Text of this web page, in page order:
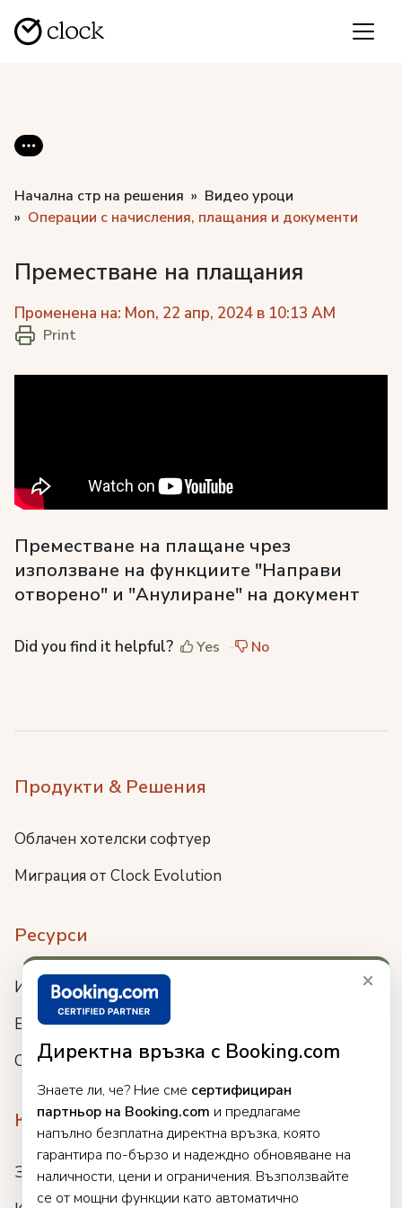
×
Директна връзка с Booking.com
Знаете ли, че? Ние сме сертифициран
партньор на Booking.com и предлагаме
напълно безплатна директна връзка, която
гарантира по-бързо и надеждно обновяване на
наличности, цени и ограничения. Възползвайте
се от мощни функции като автоматично
Начална стр на решения
Видео уроци
Операции с начисления, плащания и документи
Преместване на плащания
Променена на: Mon, 22 апр, 2024 в 10:13 AM
Print
Преместване на плащане чрез
използване на функциите "Направи
отворено" и "Анулиране" на документ
Did you find it helpful? Yes No
Продукти & Решения
Облачен хотелски софтуер
Миграция от Clock Evolution
Ресурси
Интеграции
Блог
Събития
Компания
За нас